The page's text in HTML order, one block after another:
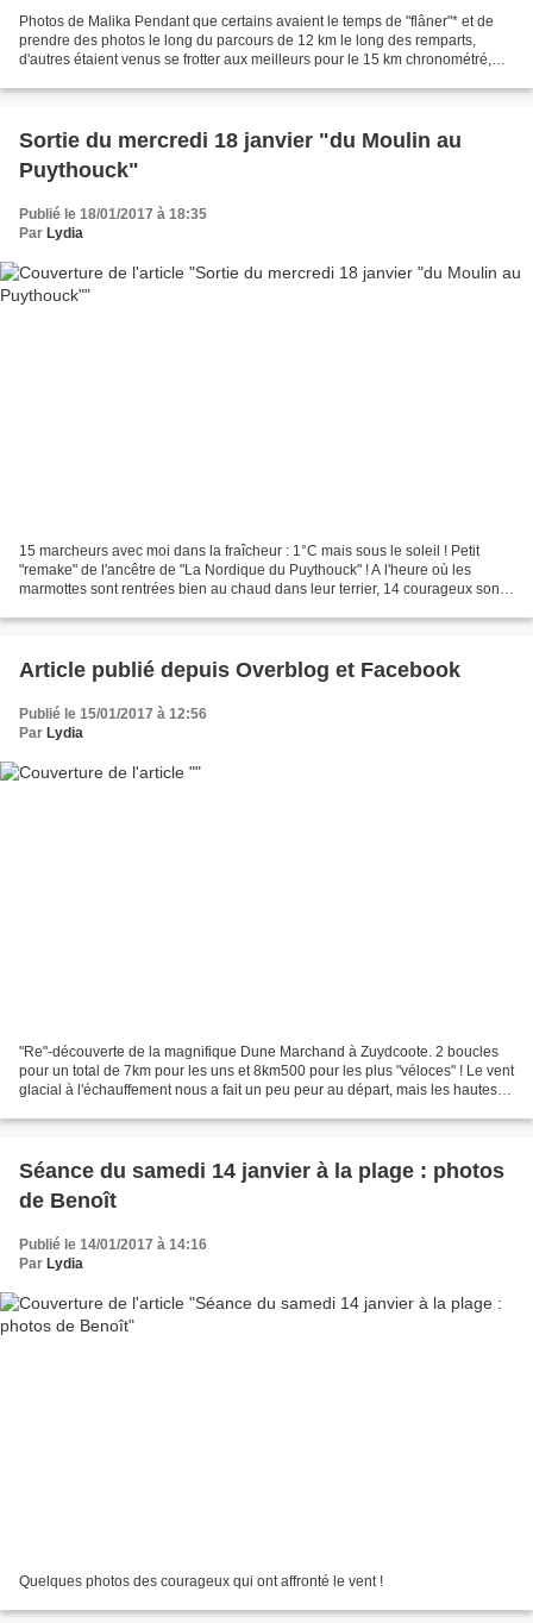
Photos de Malika Pendant que certains avaient le temps de "flâner"* et de
prendre des photos le long du parcours de 12 km le long des remparts,
d'autres étaient venus se frotter aux meilleurs pour le 15 km chronométré,
Sortie du mercredi 18 janvier "du Moulin au
Puythouck"
Publié le 18/01/2017 à 18:35
Par Lydia
15 marcheurs avec moi dans la fraîcheur : 1°C mais sous le soleil ! Petit
"remake" de l'ancêtre de "La Nordique du Puythouck" ! A l'heure où les
marmottes sont rentrées bien au chaud dans leur terrier, 14 courageux sont
Article publié depuis Overblog et Facebook
Publié le 15/01/2017 à 12:56
Par Lydia
"Re"-découverte de la magnifique Dune Marchand à Zuydcoote. 2 boucles
pour un total de 7km pour les uns et 8km500 pour les plus "véloces" ! Le vent
glacial à l'échauffement nous a fait un peu peur au départ, mais les hautes
Séance du samedi 14 janvier à la plage : photos
de Benoît
Publié le 14/01/2017 à 14:16
Par Lydia
Quelques photos des courageux qui ont affronté le vent !